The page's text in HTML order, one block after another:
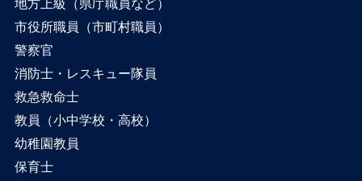
地方上級（県庁職員など）
市役所職員（市町村職員）
警察官
消防士・レスキュー隊員
救急救命士
教員（小中学校・高校）
幼稚園教員
保育士